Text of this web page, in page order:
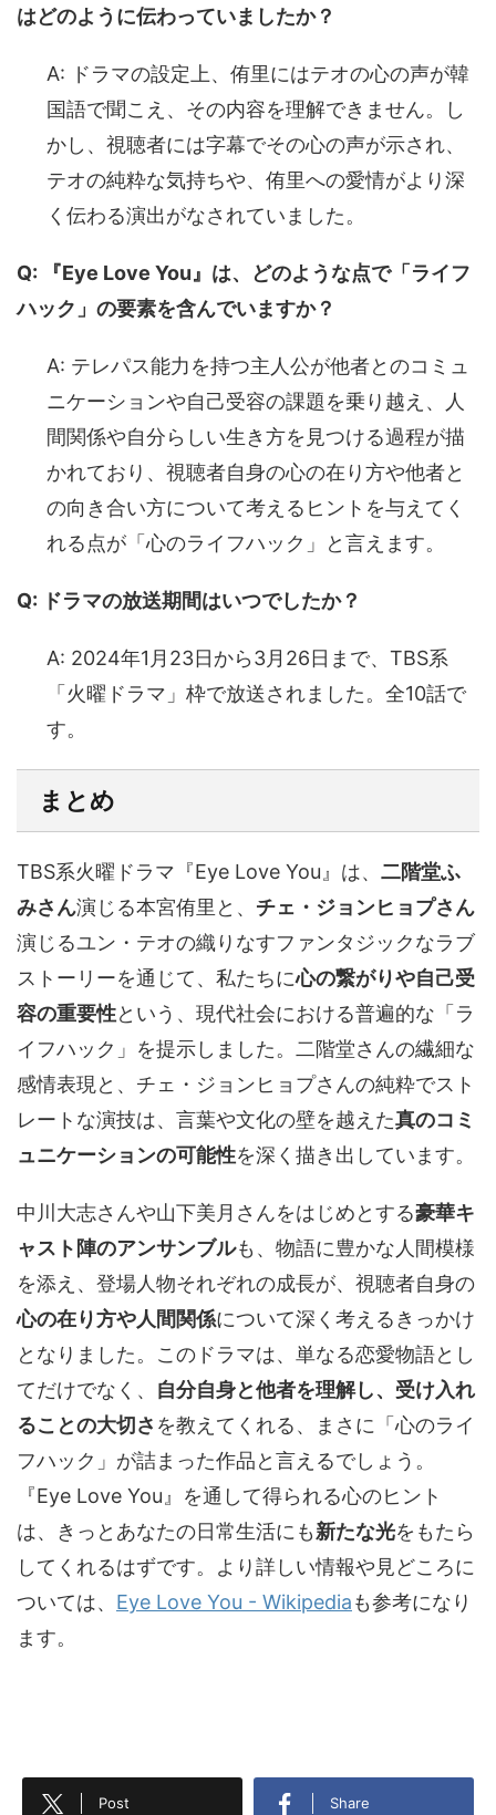
はどのように伝わっていましたか？
A: ドラマの設定上、侑里にはテオの心の声が韓
国語で聞こえ、その内容を理解できません。し
かし、視聴者には字幕でその心の声が示され、
テオの純粋な気持ちや、侑里への愛情がより深
く伝わる演出がなされていました。
Q: 『Eye Love You』は、どのような点で「ライフ
ハック」の要素を含んでいますか？
A: テレパス能力を持つ主人公が他者とのコミュ
ニケーションや自己受容の課題を乗り越え、人
間関係や自分らしい生き方を見つける過程が描
かれており、視聴者自身の心の在り方や他者と
の向き合い方について考えるヒントを与えてく
れる点が「心のライフハック」と言えます。
Q: ドラマの放送期間はいつでしたか？
A: 2024年1月23日から3月26日まで、TBS系
「火曜ドラマ」枠で放送されました。全10話で
す。
まとめ
TBS系火曜ドラマ『Eye Love You』は、 二階堂ふ
みさん演じる本宮侑里と、 チェ・ジョンヒョプさん
演じるユン・テオの織りなすファンタジックなラブ
ストーリーを通じて、私たちに心の繋がりや自己受
容の重要性という、現代社会における普遍的な「ラ
イフハック」を提示しました。二階堂さんの繊細な
感情表現と、チェ・ジョンヒョプさんの純粋でスト
レートな演技は、言葉や文化の壁を越えた真のコミ
ュニケーションの可能性を深く描き出しています。
中川大志さんや山下美月さんをはじめとする豪華キ
ャスト陣のアンサンブルも、物語に豊かな人間模様
を添え、登場人物それぞれの成長が、視聴者自身の
心の在り方や人間関係について深く考えるきっかけ
となりました。このドラマは、単なる恋愛物語とし
てだけでなく、 自分自身と他者を理解し、受け入れ
ることの大切さ を教えてくれる、まさに「心のライ
フハック」が詰まった作品と言えるでしょう。
『Eye Love You』を通して得られる心のヒント
は、きっとあなたの日常生活にも新たな光をもたら
してくれるはずです。より詳しい情報や見どころに
ついては、 Eye Love You - Wikipediaも参考になり
ます。
Post Share